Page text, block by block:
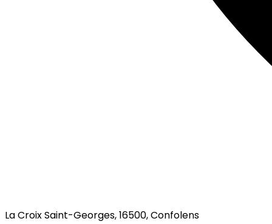
La Croix Saint-Georges, 16500, Confolens